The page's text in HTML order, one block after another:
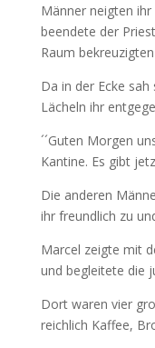
Männer neigten
beendete der
Raum
Da in der Ecke
Lächeln ihr
´´Guten Morgen
Kantine. Es gibt
Die anderen
ihr freundlich zu
Marcel zeigte mit
und begleitete die
Dort waren vier
reichlich Kaffee,